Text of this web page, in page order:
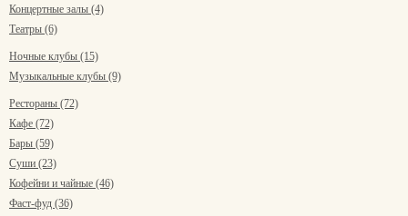
Концертные залы (4)
Театры (6)
Ночные клубы (15)
Музыкальные клубы (9)
Рестораны (72)
Кафе (72)
Бары (59)
Суши (23)
Кофейни и чайные (46)
Фаст-фуд (36)